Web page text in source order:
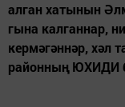
алган хатынын
гына калганнар,
кермәгәннәр, хәл
районның ЮХИДИ